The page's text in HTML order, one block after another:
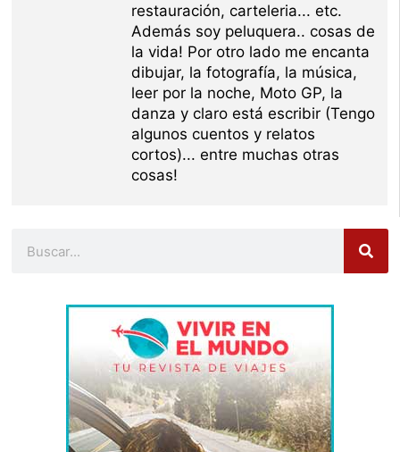
restauración, carteleria... etc.
Además soy peluquera.. cosas de
la vida! Por otro lado me encanta
dibujar, la fotografía, la música,
leer por la noche, Moto GP, la
danza y claro está escribir (Tengo
algunos cuentos y relatos
cortos)... entre muchas otras
cosas!